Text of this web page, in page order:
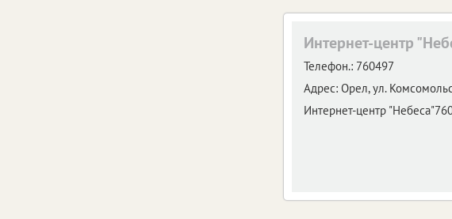
Интернет-центр
Телефон.: 760497
Адрес: Орел,ул.
Интернет-центр